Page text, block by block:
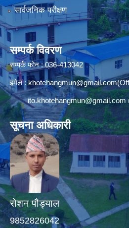
सार्वजनिक परीक्षण
सम्पर्क विवरण
सम्पर्क फोन : 036-413042
इमेल :khotehangmun@gmail.com
ito.khotehangmun@gmail.com
सूचना अधिकारी
रोशन पौड्याल
9852826042